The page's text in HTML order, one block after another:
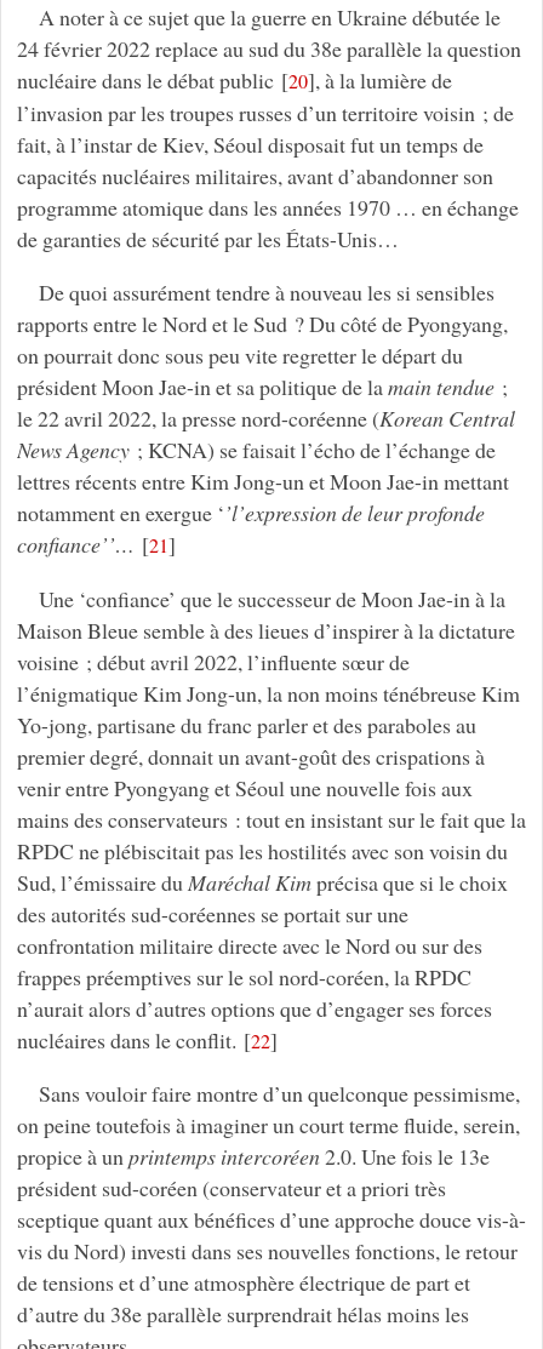
A noter à ce sujet que la guerre en Ukraine débutée le
24 février 2022 replace au sud du 38e parallèle la question
nucléaire dans le débat public[20], à la lumière de
l’invasion par les troupes russes d’un territoire voisin ; de
fait, à l’instar de Kiev, Séoul disposait fut un temps de
capacités nucléaires militaires, avant d’abandonner son
programme atomique dans les années 1970 … en échange
de garanties de sécurité par les États-Unis…
De quoi assurément tendre à nouveau les si sensibles
rapports entre le Nord et le Sud ? Du côté de Pyongyang,
on pourrait donc sous peu vite regretter le départ du
président Moon Jae-in et sa politique de lamain tendue;
le 22 avril 2022, la presse nord-coréenne (Korean Central
News Agency; KCNA) se faisait l’écho de l’échange de
lettres récents entre Kim Jong-un et Moon Jae-in mettant
notamment en exergue ‘’l’expression de leur profonde
confiance’’… [21]
Une ‘confiance’ que le successeur de Moon Jae-in à la
Maison Bleue semble à des lieues d’inspirer à la dictature
voisine ; début avril 2022, l’influente sœur de
l’énigmatique Kim Jong-un, la non moins ténébreuse Kim
Yo-jong, partisane du franc parler et des paraboles au
premier degré, donnait un avant-goût des crispations à
venir entre Pyongyang et Séoul une nouvelle fois aux
mains des conservateurs : tout en insistant sur le fait que la
RPDC ne plébiscitait pas les hostilités avec son voisin du
Sud, l’émissaire du Maréchal Kimprécisa que si le choix
des autorités sud-coréennes se portait sur une
confrontation militaire directe avec le Nord ou sur des
frappes préemptives sur le sol nord-coréen, la RPDC
n’aurait alors d’autres options que d’engager ses forces
nucléaires dans le conflit. [22]
Sans vouloir faire montre d’un quelconque pessimisme,
on peine toutefois à imaginer un court terme fluide, serein,
propice à unprintemps intercoréen2.0. Une fois le 13e
président sud-coréen (conservateur et a priori très
sceptique quant aux bénéfices d’une approche douce vis-à-
vis du Nord) investi dans ses nouvelles fonctions, le retour
de tensions et d’une atmosphère électrique de part et
d’autre du 38e parallèle surprendrait hélas moins les